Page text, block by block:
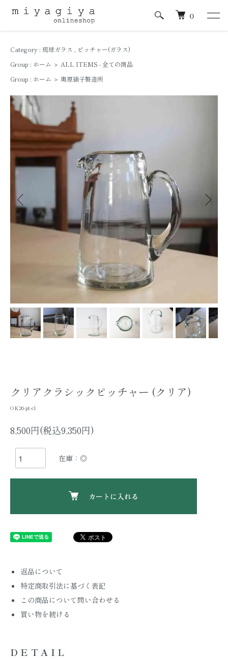
0
Category : 琉球ガラス
ピッチャー(ガラス)
Group : ホーム ＞ ALL ITEMS - 全ての商品
Group : ホーム ＞ 奥原硝子製造所
クリアクラシックピッチャー (クリア)
OK26-pt-cl
8,500円(税込9,350円)
在庫：◎
カートに入れる
返品について
特定商取引法に基づく表記
この商品について問い合わせる
買い物を続ける
DETAIL